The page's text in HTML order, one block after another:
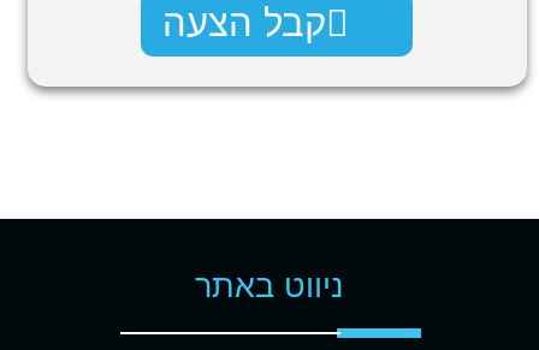
קבל הצעה
ניווט באתר